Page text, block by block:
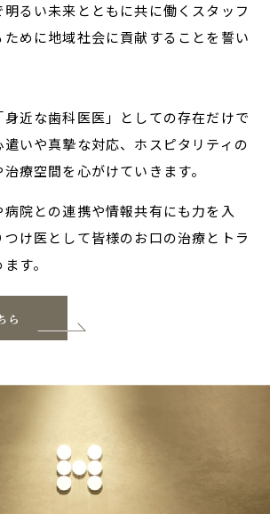
るい未来とともに共に働くスタッフ
めに地域社会に貢献することを誓い
近な歯科医医」としての存在だけで
いや真摯な対応、ホスピタリティの
療空間を心がけていきます。
病院との連携や情報共有にも力を入
け医として皆様のお口の治療とトラ
す。
ら